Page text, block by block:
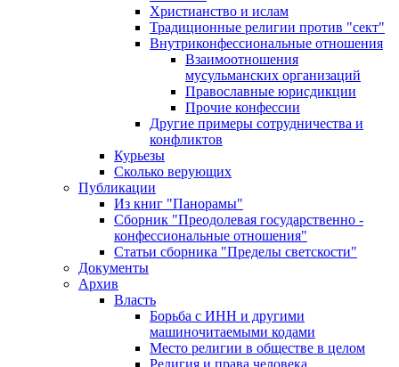
Христианство и ислам
Традиционные религии против "сект"
Внутриконфессиональные отношения
Взаимоотношения
мусульманских организаций
Православные юрисдикции
Прочие конфессии
Другие примеры сотрудничества и
конфликтов
Курьезы
Сколько верующих
Публикации
Из книг "Панорамы"
Сборник "Преодолевая государственно -
конфессиональные отношения"
Статьи сборника "Пределы светскости"
Документы
Архив
Власть
Борьба с ИНН и другими
машиночитаемыми кодами
Место религии в обществе в целом